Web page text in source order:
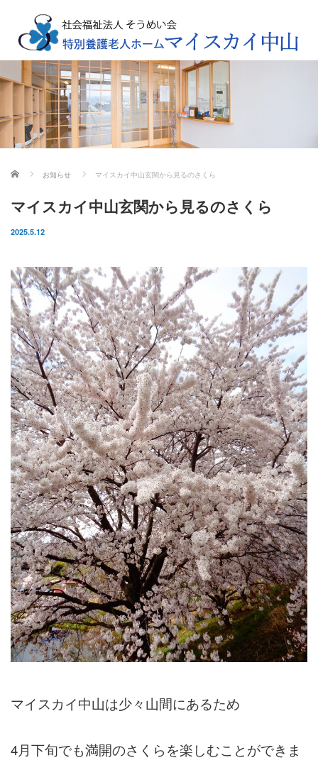
ホーム お知らせ マイスカイ中山玄関から見るのさくら
マイスカイ中山玄関から見るのさくら
2025.5.12
マイスカイ中山は少々山間にあるため
4月下旬でも満開のさくらを楽しむことができま